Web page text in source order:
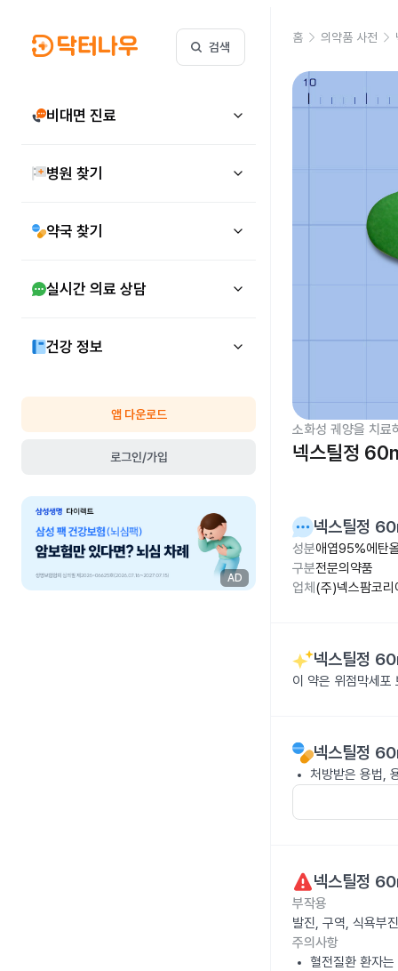
검색
비대면 진료
병원 찾기
약국 찾기
실시간 의료 상담
건강 정보
앱 다운로드
로그인/가입
AD
홈 의약품 사전
소화성 궤양을 치료
넥스틸정
넥스틸정
성분애엽95%에탄
구분전문의약품
업체 (주)넥스팜코리
넥스틸정
이 약은 위점막세포
넥스틸정
처방받은 용법,
넥스틸정
부작용
발진, 구역, 식욕부
주의사항
혈전질환 환자